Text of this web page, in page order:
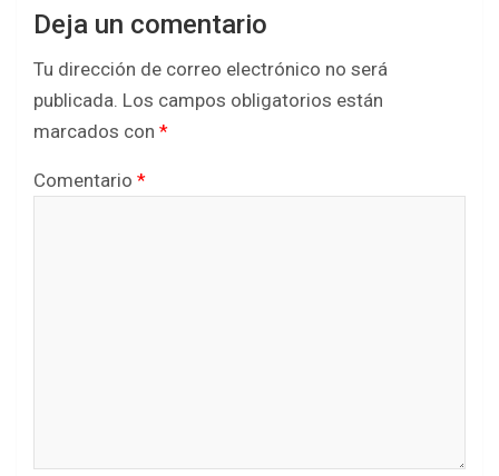
Deja un comentario
Tu dirección de correo electrónico no será
publicada. Los campos obligatorios están
marcados con *
Comentario *